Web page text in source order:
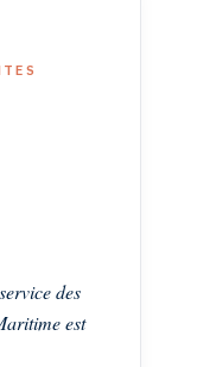
des
est